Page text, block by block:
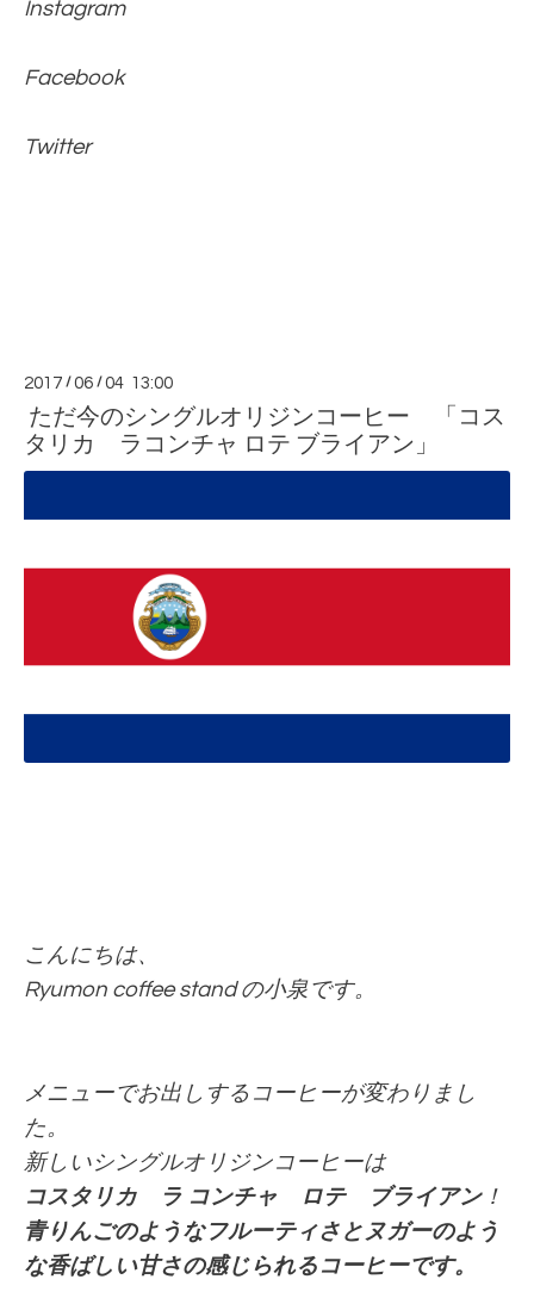
Instagram
Facebook
Twitter
2017 /06 /04 13:00
ただ今のシングルオリジンコーヒー 「コス
タリカ ラコンチャ ロテ ブライアン」
こんにちは、
Ryumon coffee stand の小泉です。
メニューでお出しするコーヒーが変わりまし
た。
新しいシングルオリジンコーヒーは
コスタリカ ラ コンチャ ロテ ブライアン！
青りんごのようなフルーティさとヌガーのよう
な香ばしい甘さの感じられるコーヒーです。